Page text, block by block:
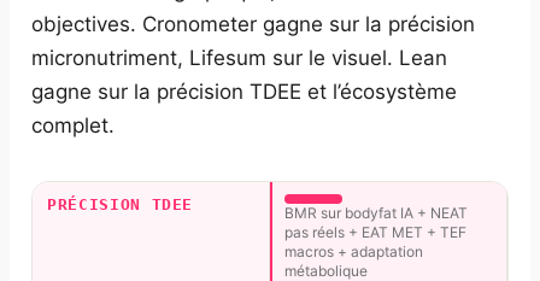
objectives. Cronometer gagne sur la précision
micronutriment, Lifesum sur le visuel. Lean
gagne sur la précision TDEE et l’écosystème
complet.
PRÉCISION TDEE
BMR sur bodyfat IA + NEAT
pas réels + EAT MET + TEF
macros + adaptation
métabolique